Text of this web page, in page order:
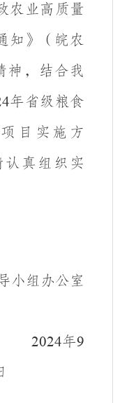
农业高质量
知》（皖农
神，结合我
年省级粮食
目实施方
真组织实
小组办公室
年9